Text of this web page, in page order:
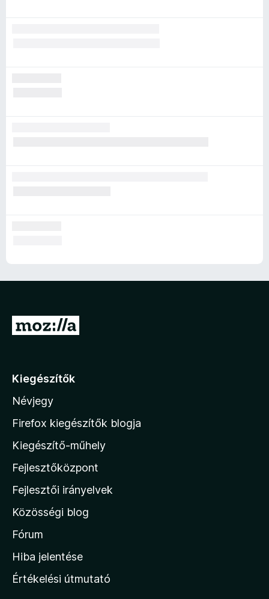
U
á
a
M
z
i
l
a
h
o
l
Kiegészítők
Névjegy
Firefox kiegészítők blogja
Kiegészítő-műhely
Fejlesztőközpont
Fejlesztői irányelvek
Közösségi blog
Fórum
Hiba jelentése
Értékelési útmutató